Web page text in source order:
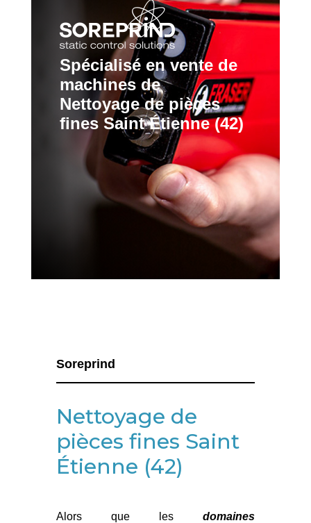
Spécialisé en vente de
machines de
Nettoyage de pièces
fines Saint Étienne (42)
Soreprind
Nettoyage de
pièces fines Saint
Étienne (42)
Alors que lesdomaines